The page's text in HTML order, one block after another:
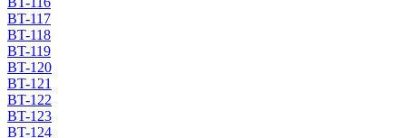
BT-117
BT-118
BT-119
BT-120
BT-121
BT-122
BT-123
BT-124